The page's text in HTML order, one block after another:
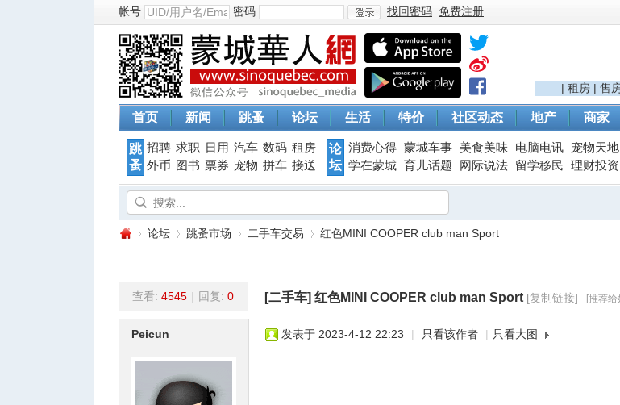
帐号 密码
登
找回密码 免费注册
| 租房 | 售
首页 新闻 跳蚤 论坛 生活 特价 社区动态 地产 商家
跳
蚤
招聘 求职 日用 汽车 数码 租房
外币
图书 票券 宠物 拼车 接送
论
坛
消费心得 蒙城车事 美食美味 电脑电讯 宠物天地
学在蒙城 育儿话题 网际说法 留学移民 理财投资
»
论坛
›
跳蚤市场
›
二手车交易
›
红色MINI COOPER club man Sport
查看: 4545 | 回复: 0 [二手车] 红色MINI COOPER club man Sport [复制链接] [推荐给
Peicun 发表于 2023-4-12 22:23 | 只看该作者 | 只看大图